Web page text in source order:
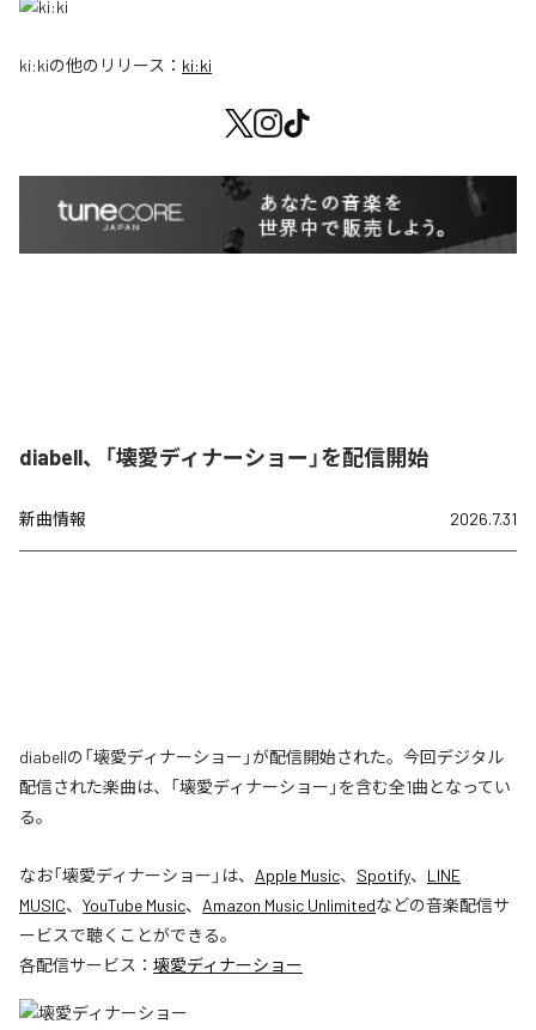
ki:kiの他のリリース： ki:ki
diabell、「壊愛ディナーショー」を配信開始
新曲情報 2026.7.31
diabellの「壊愛ディナーショー」が配信開始された。今回デジタル
配信された楽曲は、「壊愛ディナーショー」を含む全1曲となってい
る。
なお「壊愛ディナーショー 」は、 Apple Music、 Spotify、 LINE
MUSIC、 YouTube Music、 Amazon Music Unlimitedなどの音楽配信サ
ービスで聴くことができる。
各配信サービス： 壊愛ディナーショー